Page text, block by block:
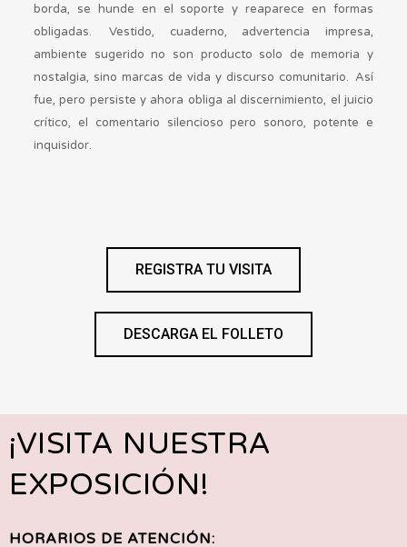
borda, se hunde en el soporte y reaparece en formas
obligadas. Vestido, cuaderno, advertencia impresa,
ambiente sugerido no son producto solo de memoria y
nostalgia, sino marcas de vida y discurso comunitario. Así
fue, pero persiste y ahora obliga al discernimiento, el juicio
crítico, el comentario silencioso pero sonoro, potente e
inquisidor.
REGISTRA TU VISITA
DESCARGA EL FOLLETO
¡VISITA NUESTRA
EXPOSICIÓN!
HORARIOS DE ATENCIÓN: